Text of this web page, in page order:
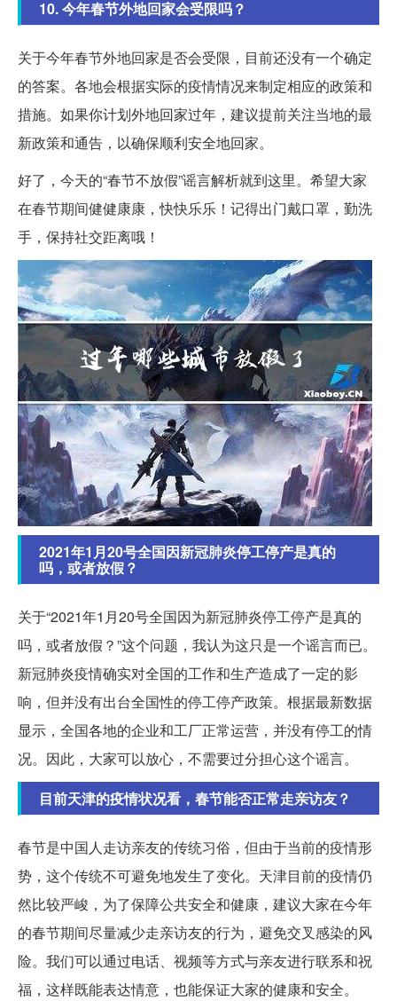
10. 今年春节外地回家会受限吗？
关于今年春节外地回家是否会受限，目前还没有一个确定
的答案。各地会根据实际的疫情情况来制定相应的政策和
措施。如果你计划外地回家过年，建议提前关注当地的最
新政策和通告，以确保顺利安全地回家。
好了，今天的“春节不放假”谣言解析就到这里。希望大家
在春节期间健健康康，快快乐乐！记得出门戴口罩，勤洗
手，保持社交距离哦！
2021年1月20号全国因新冠肺炎停工停产是真的
吗，或者放假？
关于“2021年1月20号全国因为新冠肺炎停工停产是真的
吗，或者放假？”这个问题，我认为这只是一个谣言而已。
新冠肺炎疫情确实对全国的工作和生产造成了一定的影
响，但并没有出台全国性的停工停产政策。根据最新数据
显示，全国各地的企业和工厂正常运营，并没有停工的情
况。因此，大家可以放心，不需要过分担心这个谣言。
目前天津的疫情状况看，春节能否正常走亲访友？
春节是中国人走访亲友的传统习俗，但由于当前的疫情形
势，这个传统不可避免地发生了变化。天津目前的疫情仍
然比较严峻，为了保障公共安全和健康，建议大家在今年
的春节期间尽量减少走亲访友的行为，避免交叉感染的风
险。我们可以通过电话、视频等方式与亲友进行联系和祝
福，这样既能表达情意，也能保证大家的健康和安全。